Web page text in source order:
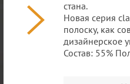
стана.
Новая серия
полоску, как
дизайнерское
Состав: 55%